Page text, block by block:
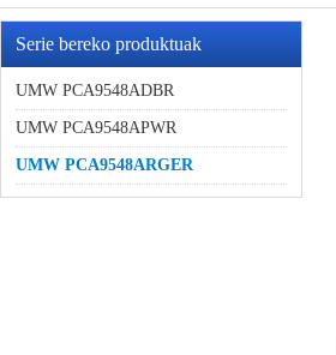
Serie bereko produktuak
UMW PCA9548ADBR
UMW PCA9548APWR
UMW PCA9548ARGER